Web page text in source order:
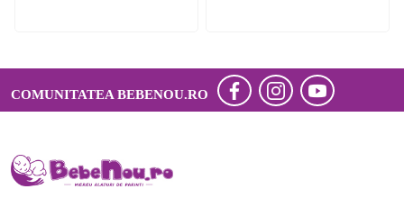
COMUNITATEA BEBENOU.RO